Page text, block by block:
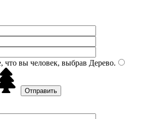
что вы человек, выбрав Дерево.